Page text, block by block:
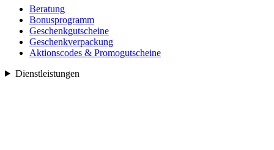
Beratung
Bonusprogramm
Geschenkgutscheine
Geschenkverpackung
Aktionscodes & Promogutscheine
Dienstleistungen